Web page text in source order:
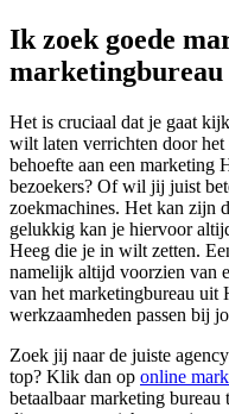
Ik zoek goede
marketingbureau
Het is cruciaal dat je gaat
wilt laten verrichten door
behoefte aan een marketing
bezoekers? Of wil jij juist
zoekmachines. Het kan zijn
gelukkig kan je hiervoor
Heeg die je in wilt zetten.
namelijk altijd voorzien van
van het marketingbureau uit
werkzaamheden passen bij
Zoek jij naar de juiste
top? Klik dan op online
betaalbaar marketing